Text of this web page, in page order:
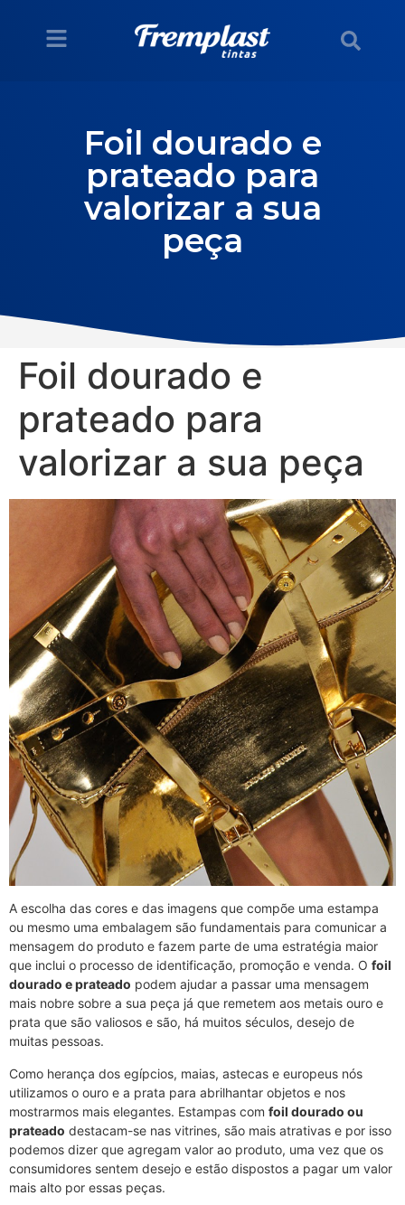
Foil dourado e
prateado para
valorizar a sua
peça
Foil dourado e
prateado para
valorizar a sua peça
A escolha das cores e das imagens que compõe uma estampa
ou mesmo uma embalagem são fundamentais para comunicar a
mensagem do produto e fazem parte de uma estratégia maior
que inclui o processo de identificação, promoção e venda. O foil
dourado e prateado podem ajudar a passar uma mensagem
mais nobre sobre a sua peça já que remetem aos metais ouro e
prata que são valiosos e são, há muitos séculos, desejo de
muitas pessoas.
Como herança dos egípcios, maias, astecas e europeus nós
utilizamos o ouro e a prata para abrilhantar objetos e nos
mostrarmos mais elegantes. Estampas com foil dourado ou
prateado destacam-se nas vitrines, são mais atrativas e por isso
podemos dizer que agregam valor ao produto, uma vez que os
consumidores sentem desejo e estão dispostos a pagar um valor
mais alto por essas peças.